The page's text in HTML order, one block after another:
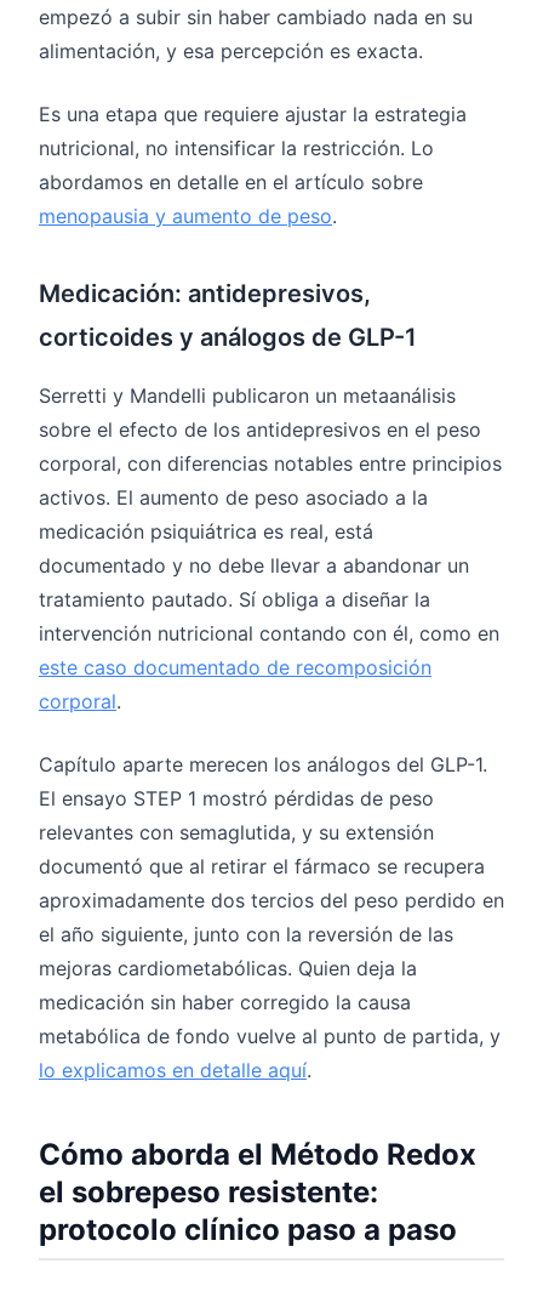
empezó a subir sin haber cambiado nada en su
alimentación, y esa percepción es exacta.
Es una etapa que requiere ajustar la estrategia
nutricional, no intensificar la restricción. Lo
abordamos en detalle en el artículo sobre
menopausia y aumento de peso.
Medicación: antidepresivos,
corticoides y análogos de GLP-1
Serretti y Mandelli publicaron un metaanálisis
sobre el efecto de los antidepresivos en el peso
corporal, con diferencias notables entre principios
activos. El aumento de peso asociado a la
medicación psiquiátrica es real, está
documentado y no debe llevar a abandonar un
tratamiento pautado. Sí obliga a diseñar la
intervención nutricional contando con él, como en
este caso documentado de recomposición
corporal.
Capítulo aparte merecen los análogos del GLP-1.
El ensayo STEP 1 mostró pérdidas de peso
relevantes con semaglutida, y su extensión
documentó que al retirar el fármaco se recupera
aproximadamente dos tercios del peso perdido en
el año siguiente, junto con la reversión de las
mejoras cardiometabólicas. Quien deja la
medicación sin haber corregido la causa
metabólica de fondo vuelve al punto de partida, y
lo explicamos en detalle aquí.
Cómo aborda el Método Redox
el sobrepeso resistente:
protocolo clínico paso a paso